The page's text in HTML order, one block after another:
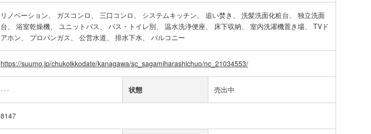
リノベーション ガスコンロ 三口コンロ システムキッチン 追い焚き 洗髪洗面化粧台
独立洗面
台
浴室乾燥機 ユニットバス バス・トイレ別 温水洗浄便座 床下収納 室内洗濯機置き場
TVド
アホン
プロパンガス 公営水道 排水下水 バルコニー
https://suumo.jp/chukoikkodate/kanagawa/sc_sagamiharashichuo/nc_21034553/
--- 状態 売出中
8147